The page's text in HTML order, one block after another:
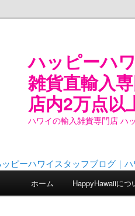
ハッピーハ
雑貨直輸入
店内2万点以
ハワイの輸入雑貨専門店 ハ
メ
サ
ホーム HappyHawaiiにつ